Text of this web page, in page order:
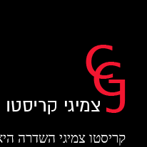
קריסטו צמיגי השדרה